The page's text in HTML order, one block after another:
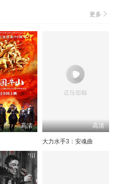
更多
高清 高清
大力水手3：安魂曲